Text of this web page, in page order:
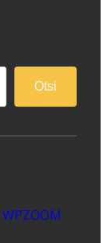
Otsi
WPZOOM